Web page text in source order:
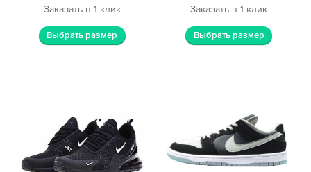
Заказать в 1 клик
Выбрать размер
Заказать в 1 клик
Выбрать размер